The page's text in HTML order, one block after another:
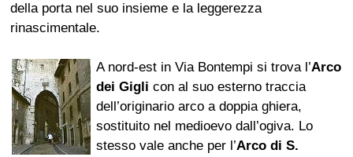
della porta nel suo insieme e la leggerezza
rinascimentale.
A nord-est in Via Bontempi si trova l’Arco
dei Gigli con al suo esterno traccia
dell’originario arco a doppia ghiera,
sostituito nel medioevo dall’ogiva. Lo
stesso vale anche per l’Arco di S.